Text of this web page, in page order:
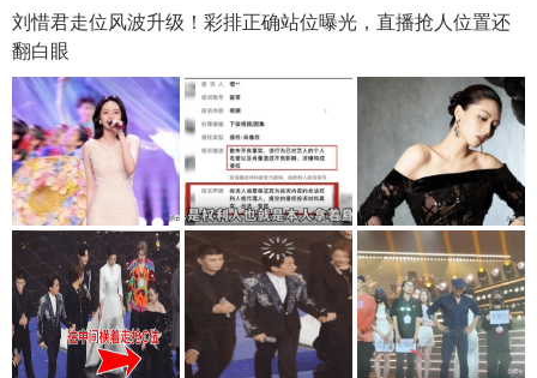
刘惜君走位风波升级！彩排正确站位曝光，直播抢人位置还
翻白眼